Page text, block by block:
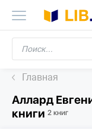
Главная
Аллард
книги 2 книг